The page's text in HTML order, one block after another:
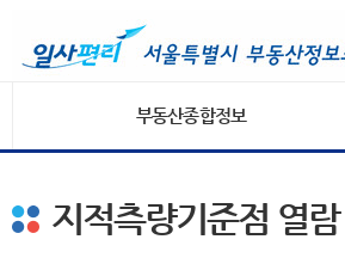
부동산종합정보
지적측량기준점 열람